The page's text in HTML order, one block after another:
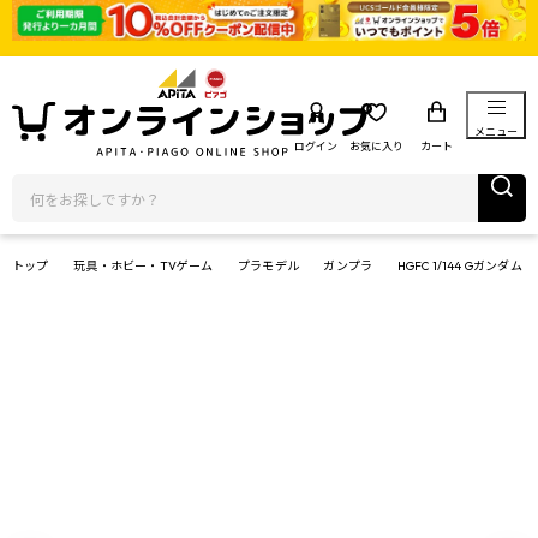
ログイン お気に入り カート
メニュー
トップ 玩具・ホビー・TVゲーム プラモデル ガンプラ HGFC 1/144 Gガンダム